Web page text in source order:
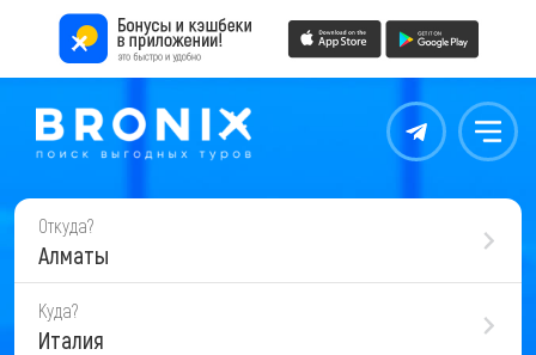
Контакты Меню
Откуда?
Алматы
Куда?
Италия